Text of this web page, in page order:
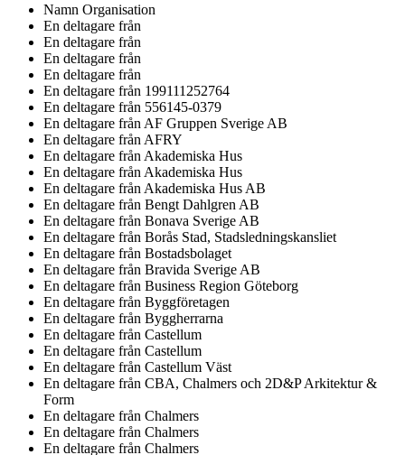
Namn Organisation
En deltagare från
En deltagare från
En deltagare från
En deltagare från
En deltagare från 199111252764
En deltagare från 556145-0379
En deltagare från AF Gruppen Sverige AB
En deltagare från AFRY
En deltagare från Akademiska Hus
En deltagare från Akademiska Hus
En deltagare från Akademiska Hus AB
En deltagare från Bengt Dahlgren AB
En deltagare från Bonava Sverige AB
En deltagare från Borås Stad, Stadsledningskansliet
En deltagare från Bostadsbolaget
En deltagare från Bravida Sverige AB
En deltagare från Business Region Göteborg
En deltagare från Byggföretagen
En deltagare från Byggherrarna
En deltagare från Castellum
En deltagare från Castellum
En deltagare från Castellum Väst
En deltagare från CBA, Chalmers och 2D&P Arkitektur &
Form
En deltagare från Chalmers
En deltagare från Chalmers
En deltagare från Chalmers